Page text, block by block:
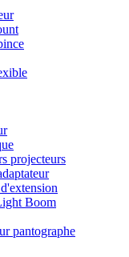
projecteurs
Boom
pantographe